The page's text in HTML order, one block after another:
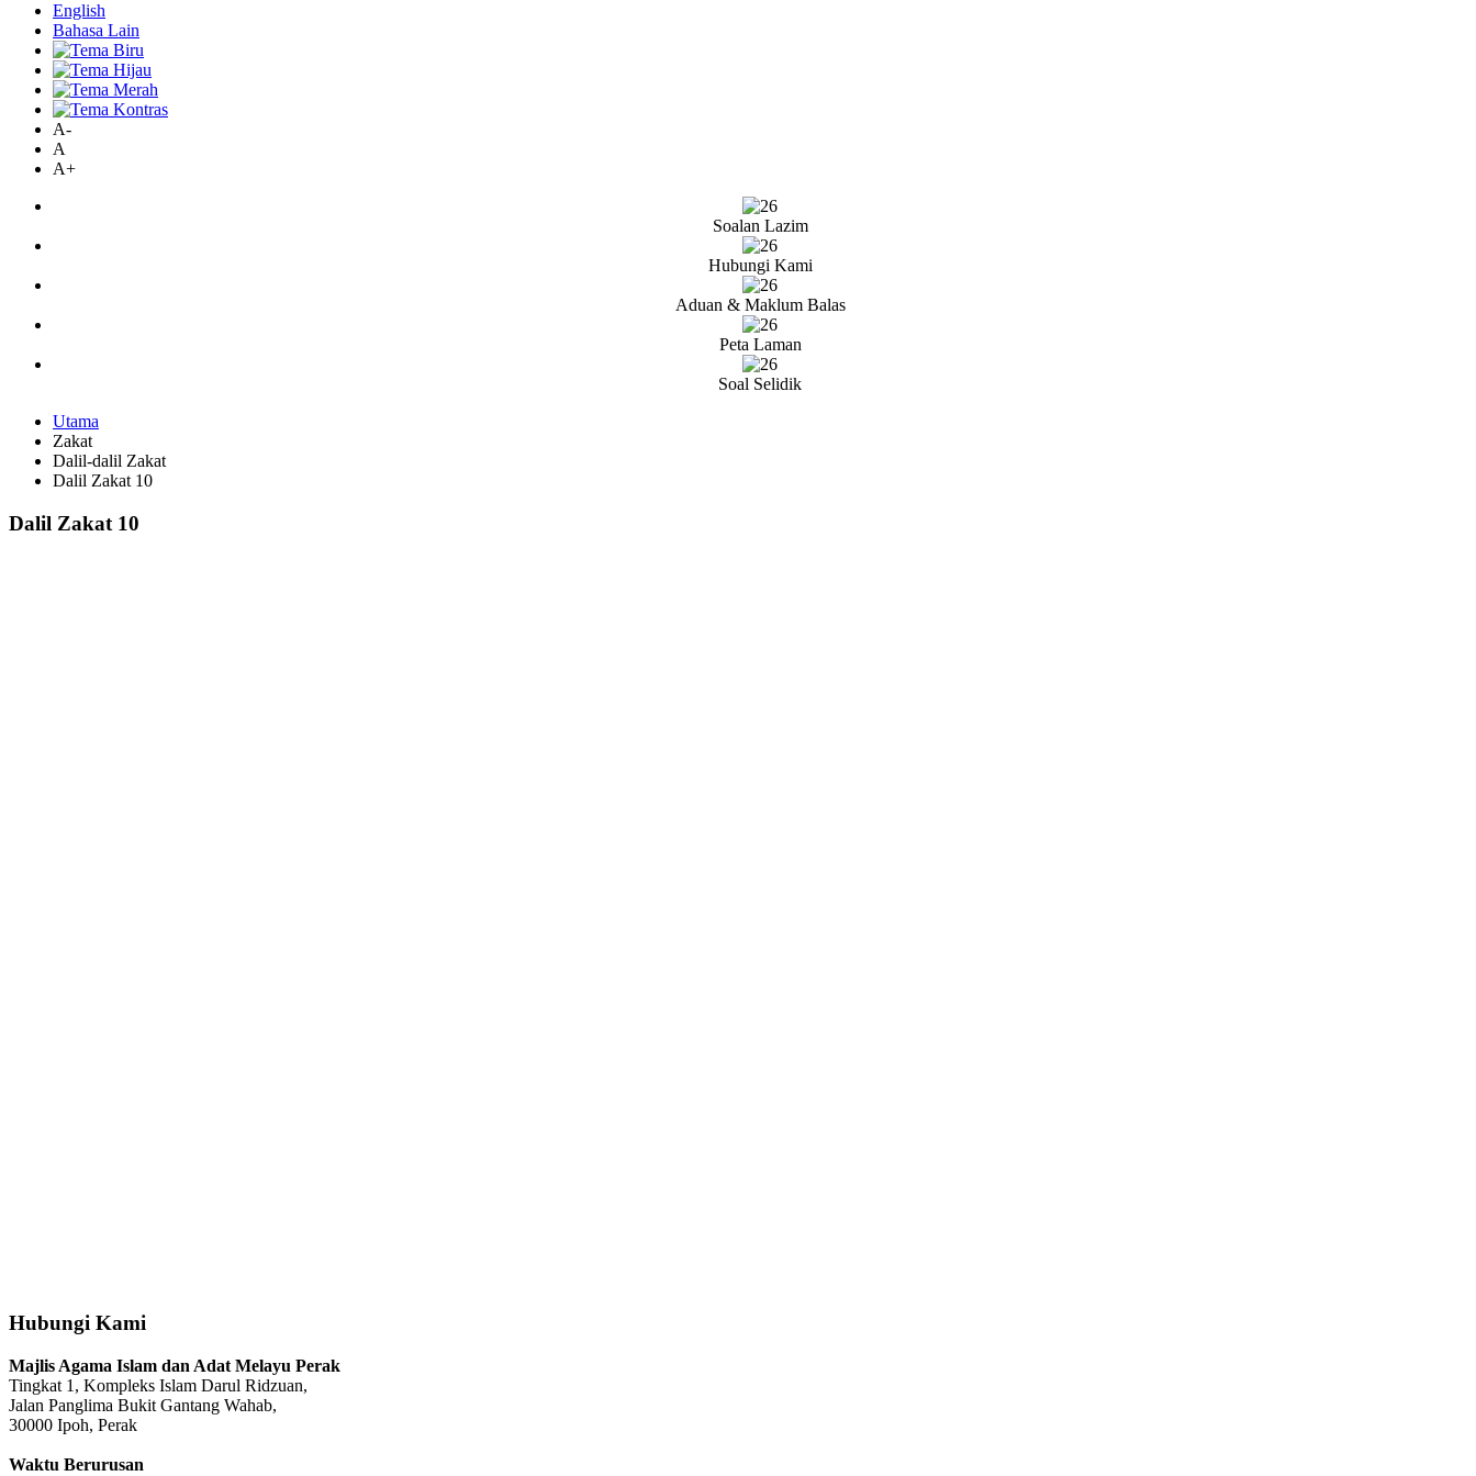
English
Bahasa Lain
A-
A
A+
Soalan Lazim
Hubungi Kami
Aduan & Maklum Balas
Peta Laman
Soal Selidik
Utama
Zakat
Dalil-dalil Zakat
Dalil Zakat 10
Dalil Zakat 10
Hubungi Kami
Majlis Agama Islam dan Adat Melayu Perak
Tingkat 1, Kompleks Islam Darul Ridzuan,
Jalan Panglima Bukit Gantang Wahab,
30000 Ipoh, Perak
Waktu Berurusan